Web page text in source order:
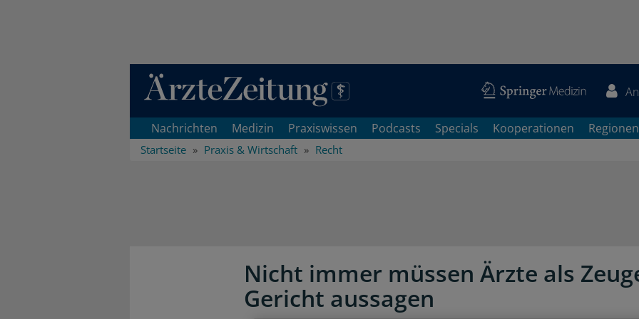
Direkt zum Inhaltsbereich
Nachrichten Medizin Praxiswissen Podcasts Specials Kooperationen Regionen
Startseite Praxis & Wirtschaft Recht
Nicht immer müssen Ärzte als
Gericht aussagen